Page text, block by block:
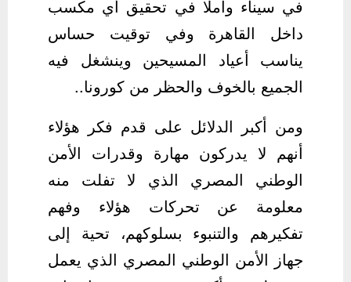
في سيناء واملا في تحقيق أي مكسب
داخل القاهرة وفي توقيت حساس
يناسب أعياد المسيحين وينشغل فيه
الجميع بالخوف والحظر من كورونا..
ومن أكبر الدلائل على قدم فكر هؤلاء
أنهم لا يدركون مهارة وقدرات الأمن
الوطني المصري الذي لا تفلت منه
معلومة عن تحركات هؤلاء وفهم
تفكيرهم والتنبوء بسلوكهم، تحية إلى
جهاز الأمن الوطني المصري الذي يعمل